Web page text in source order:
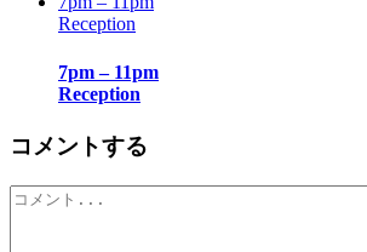
Reception
7pm – 11pm
Reception
コメントする
Comment